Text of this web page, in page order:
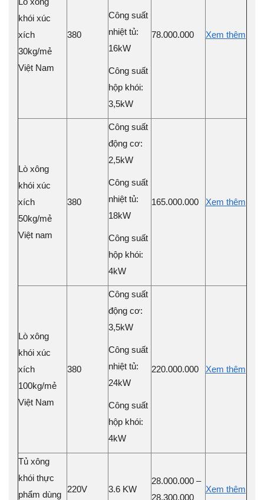
khói xúc
xích
30kg/mẻ
Việt Nam
380
Công suất
nhiệt tủ:
16kW
Công suất
hộp khói:
3,5kW
78.000.000 Xem thêm
Lò xông
khói xúc
xích
50kg/mẻ
Việt nam
380
Công suất
động cơ:
2,5kW
Công suất
nhiệt tủ:
18kW
Công suất
hộp khói:
4kW
165.000.000 Xem thêm
Lò xông
khói xúc
xích
100kg/mẻ
Việt Nam
380
Công suất
động cơ:
3,5kW
Công suất
nhiệt tủ:
24kW
Công suất
hộp khói:
4kW
220.000.000 Xem thêm
Tủ xông
khói thực
phẩm dùng
220V 3.6 KW
28.000.000 –
28.300.000
Xem thêm